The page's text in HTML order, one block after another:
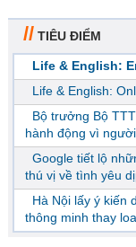
// TIÊU ĐIỂM
Life & English:
Life & English:
Bộ trưởng Bộ
hành động vì
Google tiết lộ
thú vị về tình yêu
Hà Nội lấy ý kiến
thông minh thay